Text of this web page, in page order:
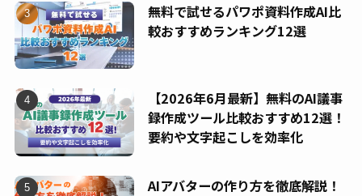
無料で試せるパワポ資料作成AI比
較おすすめランキング12選
【2026年6月最新】無料のAI議事
録作成ツール比較おすすめ12選！
要約や文字起こしを効率化
AIアバターの作り方を徹底解説！